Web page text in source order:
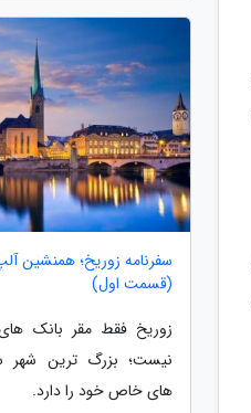
سفرنامه زوریخ؛ همنشین
(قسمت اول)
زوریخ فقط مقر بانک
نیست؛ بزرگ ترین شهر
های خاص خود را دارد.